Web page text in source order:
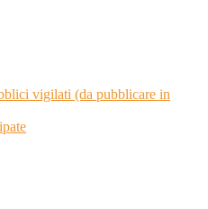
vigilati (da pubblicare in